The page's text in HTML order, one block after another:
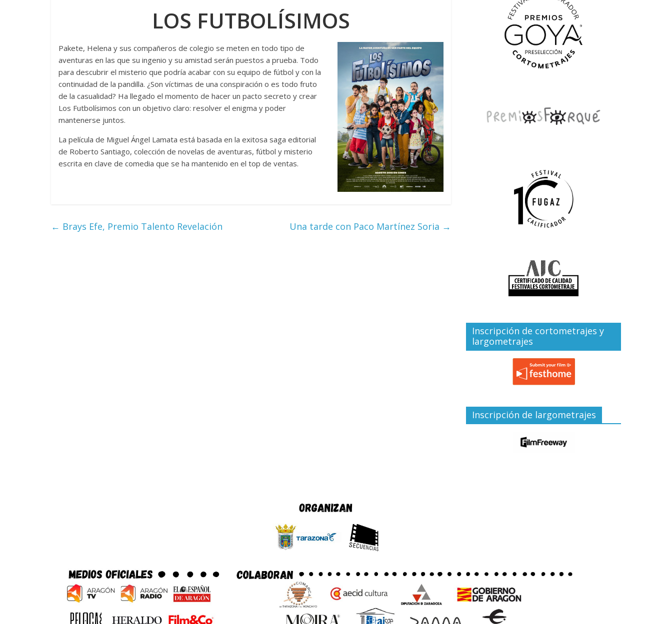
LOS FUTBOLÍSIMOS
Pakete, Helena y sus compañeros de colegio se meten en todo tipo de
aventuras en las que su ingenio y su amistad serán puestos a prueba. Todo
para descubrir el misterio que podría acabar con su equipo de fútbol y con la
continuidad de la pandilla. ¿Son víctimas de una conspiración o es todo fruto
de la casualidad? Ha llegado el momento de hacer un pacto secreto y crear
Los Futbolísimos con un objetivo claro: resolver el enigma y poder
mantenerse juntos.
La película de Miguel Ángel Lamata está basada en la exitosa saga editorial
de Roberto Santiago, colección de novelas de aventuras, fútbol y misterio
escrita en clave de comedia que se ha mantenido en el top de ventas.
← Brays Efe, Premio Talento Revelación Una tarde con Paco Martínez Soria →
Inscripción de cortometrajes y
largometrajes
Inscripción de largometrajes